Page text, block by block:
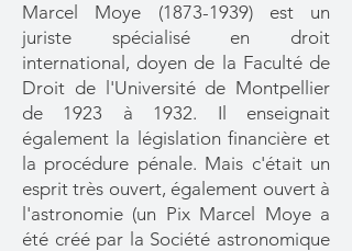
Marcel Moye (1873-1939)est un
juriste spécialisé en droit
international, doyen de la Faculté de
Droit de l'Université de Montpellier
de 1923 à 1932. Il enseignait
également la législation financière et
la procédure pénale. Mais c'était un
esprit très ouvert, également ouvert à
l'astronomie (un Pix Marcel Moye a
été créé par la Société astronomique